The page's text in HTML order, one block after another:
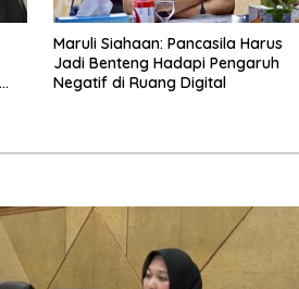
Maruli Siahaan: Pancasila Harus
Jadi Benteng Hadapi Pengaruh
Negatif di Ruang Digital